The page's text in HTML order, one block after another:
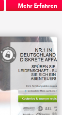
Mehr Erfahren